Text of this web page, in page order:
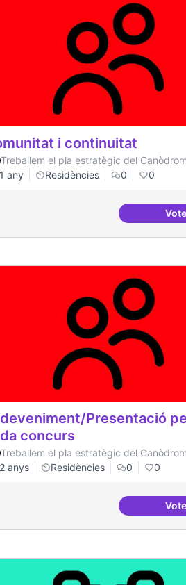
i continuitat
Treballem el pla estratègic del Canòdrom
1 any
Residències 0 0
Vote
a nivell internacional
Presentació
concurs
Treballem el pla estratègic del Canòdrom
2 anys
Residències 0 0
Vote